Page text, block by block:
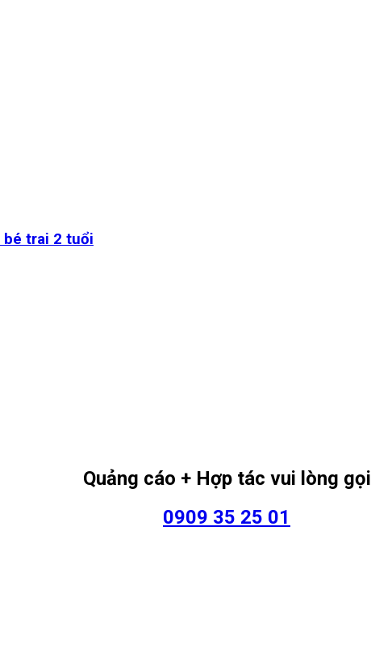
bé trai 2 tuổi
Quảng cáo + Hợp tác vui lòng gọi
0909 35 25 01